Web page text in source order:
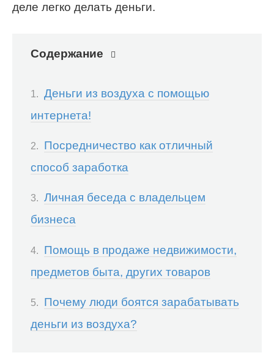
деле легко делать деньги.
Содержание
Деньги из воздуха с помощью
интернета!
Посредничество как отличный
способ заработка
Личная беседа с владельцем
бизнеса
Помощь в продаже недвижимости,
предметов быта, других товаров
Почему люди боятся зарабатывать
деньги из воздуха?